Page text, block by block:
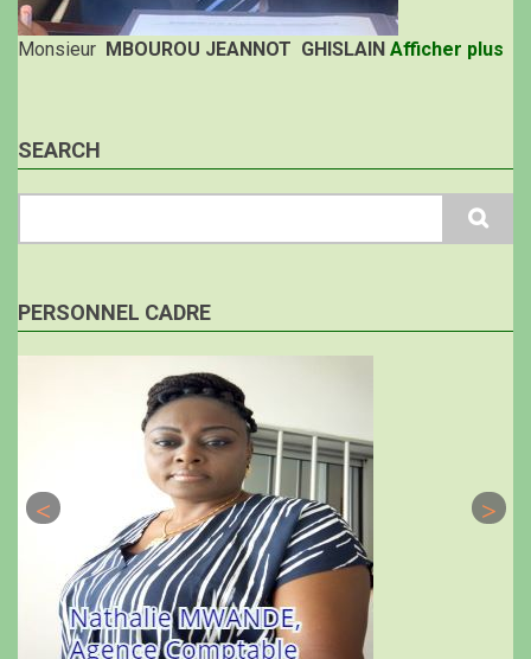
Monsieur MBOUROU JEANNOT GHISLAIN Afficher plus
SEARCH
PERSONNEL CADRE